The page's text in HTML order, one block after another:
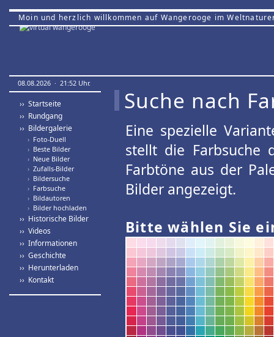
Moin und herzlich willkommen auf Wangerooge im
08.08.2026 · 21:52 Uhr.
›› Startseite
›› Rundgang
›› Bildergalerie
› Foto-Duell
› Beste Bilder
› Neue Bilder
› Zufalls-Bilder
› Bildersuche
› Farbsuche
› Bildautoren
› Bilder hochladen
›› Historische Bilder
›› Videos
›› Informationen
›› Geschichte
›› Herunterladen
›› Kontakt
Suche nach
Eine spezielle
stellt die Farbsuche
Farbtöne aus der
Bilder angezeigt.
Bitte wählen Sie